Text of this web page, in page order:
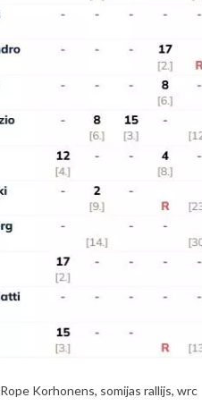
Rope Korhonens, somijas rallijs, wrc